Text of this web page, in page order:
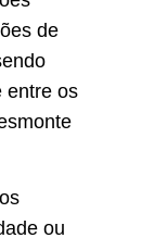
de
entre os
ou